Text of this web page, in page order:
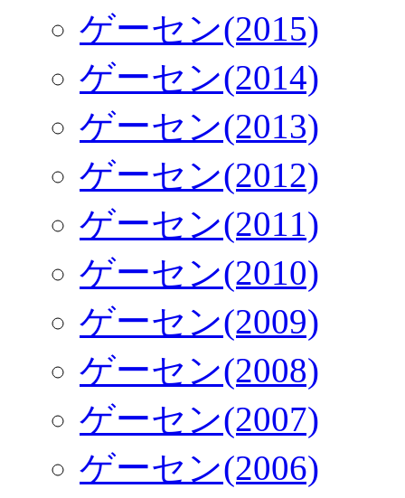
ゲーセン(2015)
ゲーセン(2014)
ゲーセン(2013)
ゲーセン(2012)
ゲーセン(2011)
ゲーセン(2010)
ゲーセン(2009)
ゲーセン(2008)
ゲーセン(2007)
ゲーセン(2006)